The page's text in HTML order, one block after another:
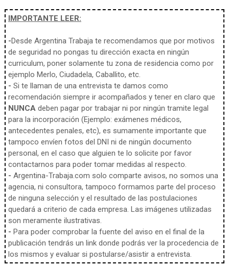
IMPORTANTE LEER:
-Desde Argentina Trabaja te recomendamos que por motivos
de seguridad no pongas tu dirección exacta en ningún
curriculum, poner solamente tu zona de residencia como por
ejemplo Merlo, Ciudadela, Caballito, etc.
- Si te llaman de una entrevista te damos como
recomendación siempre ir acompañados y tener en claro que
NUNCAdeben pagar por trabajar ni por ningún tramite legal
para la incorporación (Ejemplo: exámenes médicos,
antecedentes penales, etc), es sumamente importante que
tampoco envíen fotos del DNI ni de ningún documento
personal, en el caso que alguien te lo solicite por favor
contactarnos para poder tomar medidas al respecto.
- Argentina-Trabaja.com solo comparte avisos, no somos una
agencia, ni consultora, tampoco formamos parte del proceso
de ninguna selección y el resultado de las postulaciones
quedará a criterio de cada empresa. Las imágenes utilizadas
son meramente ilustrativas.
- Para poder comprobar la fuente del aviso en el final de la
publicación tendrás un link donde podrás ver la procedencia de
los mismos y evaluar si postularse/asistir a entrevista.